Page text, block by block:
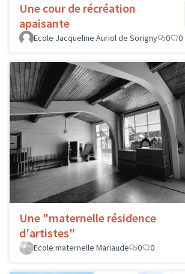
Une cour de récréation
apaisante
Ecole Jacqueline Auriol de Sorigny
0 0
Une "maternelle résidence
d'artistes"
Ecole maternelle Mariaude
0 0